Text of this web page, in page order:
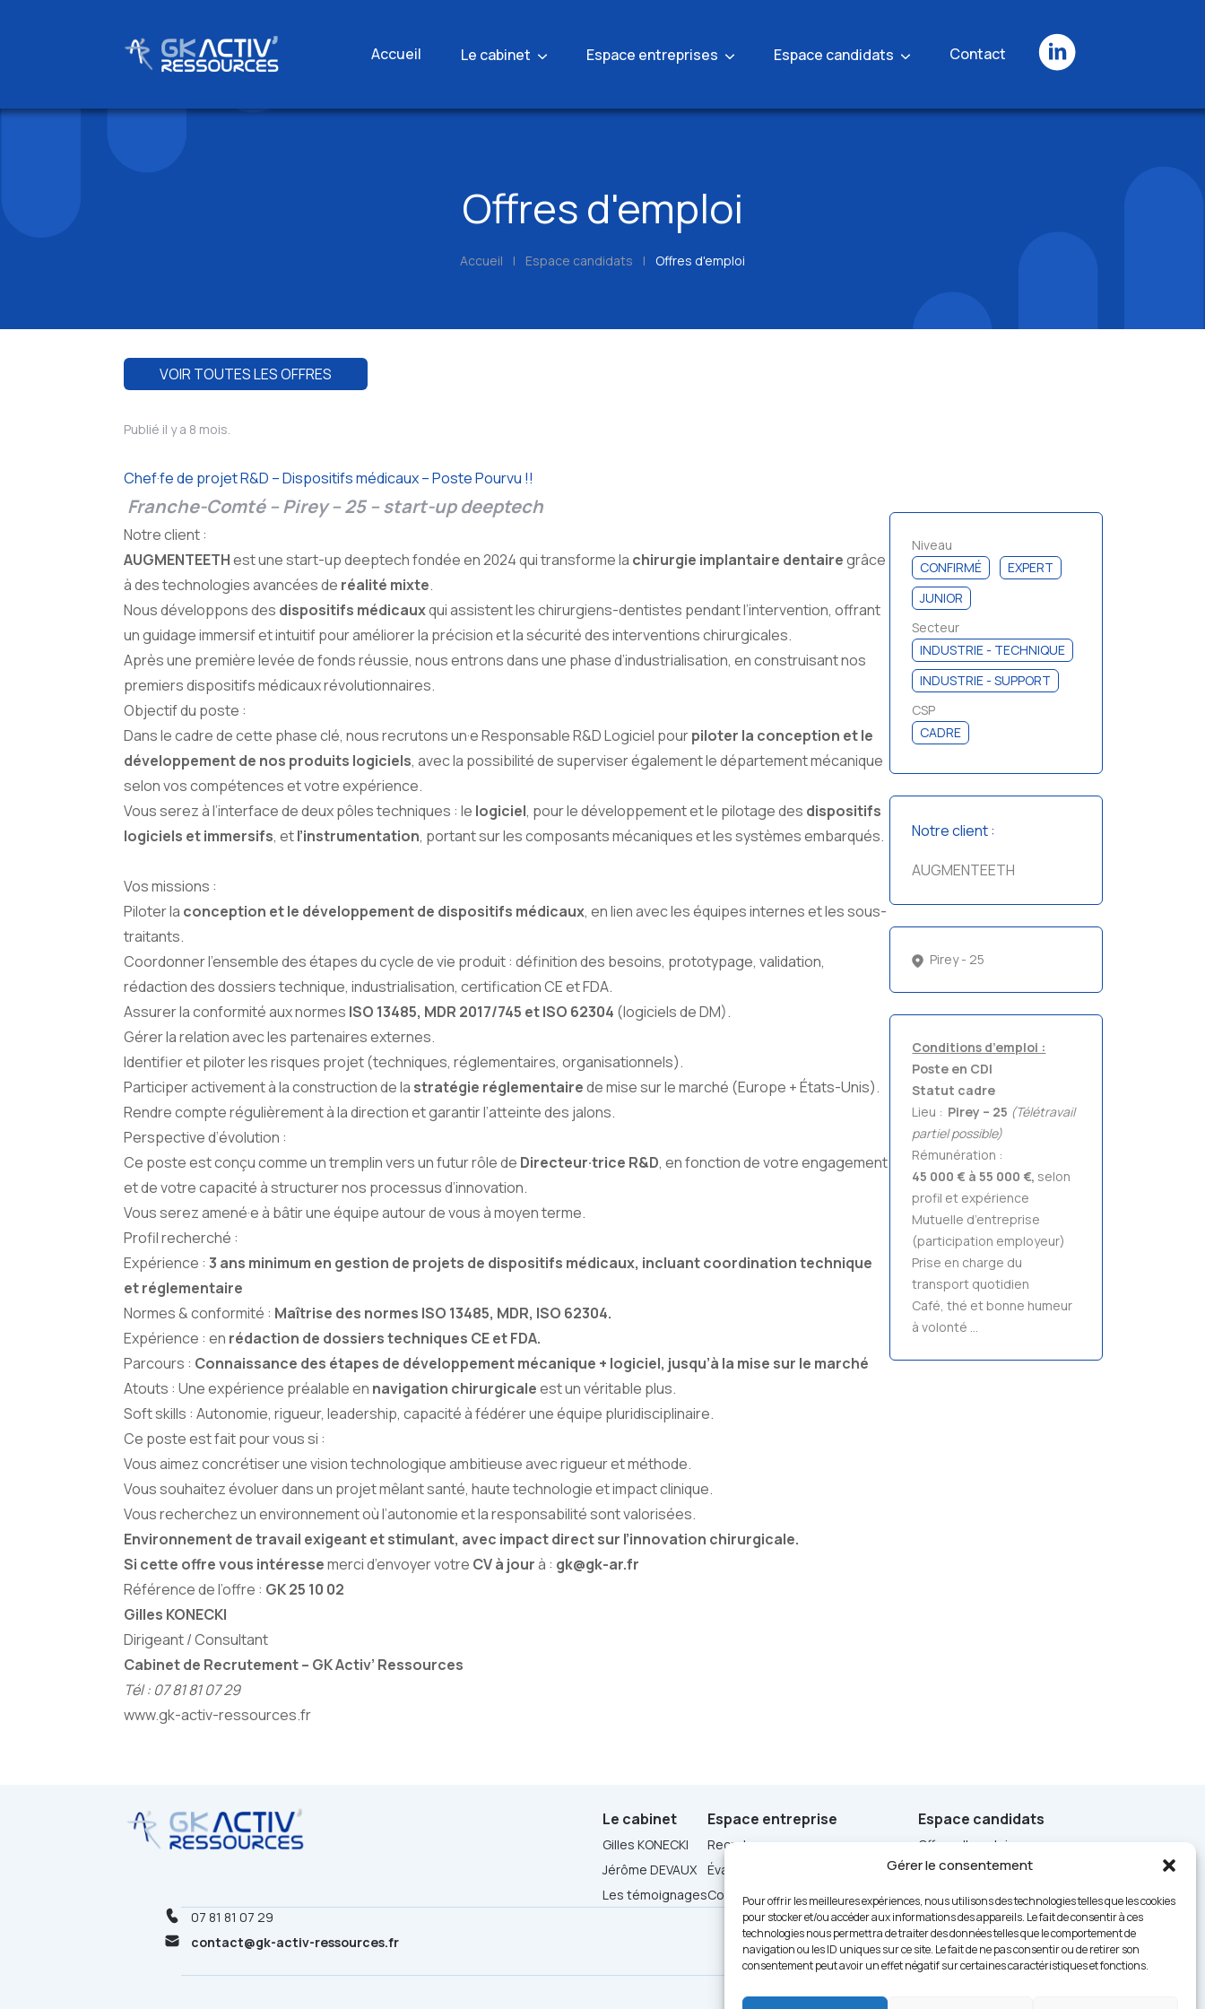
Gérer le consentement
Pour offrir les meilleures expériences, nous utilisons des technologies telles que les cookies
pour stocker et/ou accéder aux informations des appareils. Le fait de consentir à ces
technologies nous permettra de traiter des données telles que le comportement de
navigation ou les ID uniques sur ce site. Le fait de ne pas consentir ou de retirer son
consentement peut avoir un effet négatif sur certaines caractéristiques et fonctions.
Accueil Le cabinet Espace entreprises Espace candidats Contact
Offres d'emploi
Accueil | Espace candidats | Offres d'emploi
VOIR TOUTES LES OFFRES
Publié il y a 8 mois.
Chef·fe de projet R&D – Dispositifs médicaux – Poste Pourvu !!
Franche-Comté – Pirey – 25 – start-up deeptech
Notre client :
AUGMENTEETHest une start-up deeptech fondée en 2024 qui transforme la chirurgie implantaire dentairegrâce
à des technologies avancées de réalité mixte.
Nous développons des dispositifs médicauxqui assistent les chirurgiens-dentistes pendant l’intervention, offrant
un guidage immersif et intuitif pour améliorer la précision et la sécurité des interventions chirurgicales.
Après une première levée de fonds réussie, nous entrons dans une phase d’industrialisation, en construisant nos
premiers dispositifs médicaux révolutionnaires.
Objectif du poste :
Dans le cadre de cette phase clé, nous recrutons un·e Responsable R&D Logiciel pourpiloter la conception et le
développement de nos produits logiciels, avec la possibilité de superviser également le département mécanique
selon vos compétences et votre expérience.
Vous serez à l’interface de deux pôles techniques : le logiciel, pour le développement et le pilotage des dispositifs
logiciels et immersifs, etl’instrumentation, portant sur les composants mécaniques et les systèmes embarqués.
Vos missions :
Piloter la conception et le développement de dispositifs médicaux, en lien avec les équipes internes et les sous-
traitants.
Coordonner l’ensemble des étapes du cycle de vie produit : définition des besoins, prototypage, validation,
rédaction des dossiers technique, industrialisation, certification CE et FDA.
Assurer la conformité aux normes ISO 13485, MDR 2017/745 et ISO 62304 (logiciels de DM).
Gérer la relation avec les partenaires externes.
Identifier et piloter les risques projet (techniques, réglementaires, organisationnels).
Participer activement à la construction de la stratégie réglementairede mise sur le marché (Europe + États-Unis).
Rendre compte régulièrement à la direction et garantir l’atteinte des jalons.
Perspective d’évolution :
Ce poste est conçu comme un tremplin vers un futur rôle de Directeur·trice R&D, en fonction de votre engagement
et de votre capacité à structurer nos processus d’innovation.
Vous serez amené·e à bâtir une équipe autour de vous à moyen terme.
Profil recherché :
Expérience : 3 ans minimum en gestion de projets de dispositifs médicaux, incluant coordination technique
et réglementaire
Normes & conformité : Maîtrise des normes ISO 13485, MDR, ISO 62304.
Expérience : en rédaction de dossiers techniques CE et FDA.
Parcours : Connaissance des étapes de développement mécanique + logiciel, jusqu’à la mise sur le marché
Atouts : Une expérience préalable en navigation chirurgicaleest un véritable plus.
Soft skills : Autonomie, rigueur, leadership, capacité à fédérer une équipe pluridisciplinaire.
Ce poste est fait pour vous si :
Vous aimez concrétiser une vision technologique ambitieuse avec rigueur et méthode.
Vous souhaitez évoluer dans un projet mêlant santé, haute technologie et impact clinique.
Vous recherchez un environnement où l’autonomie et la responsabilité sont valorisées.
Environnement de travail exigeant et stimulant, avec impact direct sur l’innovation chirurgicale.
Si cette offre vous intéressemerci d’envoyer votre CV à jourà : gk@gk-ar.fr
Référence de l’offre : GK 25 10 02
Gilles KONECKI
Dirigeant / Consultant
Cabinet de Recrutement – GK Activ’ Ressources
Tél : 07 81 81 07 29
www.gk-activ-ressources.fr
Niveau
CONFIRMÉ
EXPERT
JUNIOR
Secteur
INDUSTRIE - TECHNIQUE
INDUSTRIE - SUPPORT
CSP
CADRE
Notre client :
AUGMENTEETH
Pirey - 25
Conditions d’emploi :
Poste en CDI
Statut cadre
Lieu : Pirey – 25 (Télétravail
partiel possible)
Rémunération :
45 000 € à 55 000 €, selon
profil et expérience
Mutuelle d’entreprise
(participation employeur)
Prise en charge du
transport quotidien
Café, thé et bonne humeur
à volonté …
Le cabinet
Gilles KONECKI
Jérôme DEVAUX
Les témoignages
Espace entreprise
Recruter
Évaluer
Conseil en Organisation Industrielle
Espace candidats
Offres d'emplois
Anciennes offres pourvues
Candidature spontanée
07 81 81 07 29
contact@gk-activ-ressources.fr
Sur les réseaux sociaux